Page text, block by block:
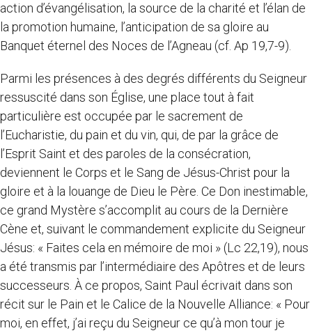
action d’évangélisation, la source de la charité et l’élan de
la promotion humaine, l’anticipation de sa gloire au
Banquet éternel des Noces de l’Agneau (cf. Ap 19,7-9).
Parmi les présences à des degrés différents du Seigneur
ressuscité dans son Église, une place tout à fait
particulière est occupée par le sacrement de
l’Eucharistie, du pain et du vin, qui, de par la grâce de
l’Esprit Saint et des paroles de la consécration,
deviennent le Corps et le Sang de Jésus-Christ pour la
gloire et à la louange de Dieu le Père. Ce Don inestimable,
ce grand Mystère s’accomplit au cours de la Dernière
Cène et, suivant le commandement explicite du Seigneur
Jésus: « Faites cela en mémoire de moi » (Lc 22,19), nous
a été transmis par l’intermédiaire des Apôtres et de leurs
successeurs. À ce propos, Saint Paul écrivait dans son
récit sur le Pain et le Calice de la Nouvelle Alliance: « Pour
moi, en effet, j’ai reçu du Seigneur ce qu’à mon tour je